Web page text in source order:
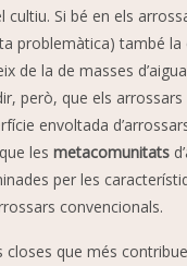
cultiu. Si bé en els
problemàtica) també
de la de masses
però, que els
envoltada
les metacomunitats
per les
convencionals.
closes que més